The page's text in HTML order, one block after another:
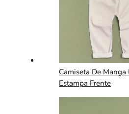
Camiseta De Manga
Estampa Frente